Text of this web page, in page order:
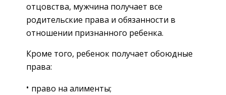
отцовства, мужчина получает все
родительские права и обязанности в
отношении признанного ребенка.
Кроме того, ребенок получает обоюдные
права:
право на алименты;